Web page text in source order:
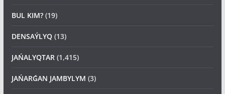
BUL KIM?(19)
DENSAÝLYQ(13)
JAŃALYQTAR(1,415)
JAŃARǴAN JAMBYLYM (3)